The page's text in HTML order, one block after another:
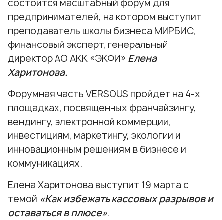
состоится масштабный форум для
предпринимателей, на котором выступит
преподаватель школы бизнеса МИРБИС,
финансовый эксперт, генеральный
директор АО АКК «ЭКФИ» Елена
Харитонова.
Форумная часть VERSOUS пройдет на 4-х
площадках, посвященных франчайзингу,
вендингу, электронной коммерции,
инвестициям, маркетингу, экологии и
инновационным решениям в бизнесе и
коммуникациях.
Елена Харитонова выступит 19 марта с
темой «Как избежать кассовых разрывов и
оставаться в плюсе».